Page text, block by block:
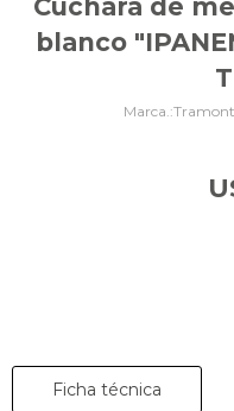
Cuchara de
blanco
Ficha técnica